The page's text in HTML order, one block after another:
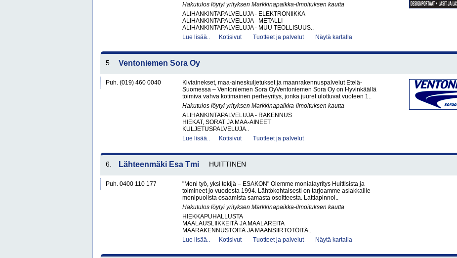
Hakutulos löytyi yrityksen Markkinapaikka-ilmoituksen kautta
ALIHANKINTAPALVELUJA - ELEKTRONIIKKA
ALIHANKINTAPALVELUJA - METALLI
ALIHANKINTAPALVELUJA - MUU TEOLLISUUS..
Lue lisää..
Kotisivut Tuotteet ja palvelut Näytä kartalla
5. Ventoniemen Sora Oy
Puh. (019) 460 0040
Kiviainekset, maa-aineskuljetukset ja maanrakennuspalvelut Etelä-
Suomessa – Ventoniemen Sora OyVentoniemen Sora Oy on Hyvinkäällä
toimiva vahva kotimainen perheyritys, jonka juuret ulottuvat vuoteen 1..
Hakutulos löytyi yrityksen Markkinapaikka-ilmoituksen kautta
ALIHANKINTAPALVELUJA - RAKENNUS
HIEKAT, SORAT JA MAA-AINEET
KULJETUSPALVELUJA..
Lue lisää..
Kotisivut Tuotteet ja palvelut
6. Lähteenmäki Esa Tmi HUITTINEN
Puh. 0400 110 177
"Moni työ, yksi tekijä – ESAKON" Olemme monialayritys Huittisista ja
toimineet jo vuodesta 1994. Lähtökohtaisesti on tarjoamme asiakkaille
monipuolista osaamista samasta osoitteesta. Lattiapinnoi..
Hakutulos löytyi yrityksen Markkinapaikka-ilmoituksen kautta
HIEKKAPUHALLUSTA
MAALAUSLIIKKEITÄ JA MAALAREITA
MAARAKENNUSTÖITÄ JA MAANSIIRTOTÖITÄ..
Lue lisää..
Kotisivut Tuotteet ja palvelut Näytä kartalla